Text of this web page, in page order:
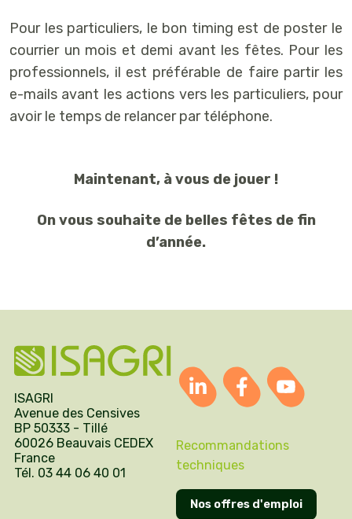
Pour les particuliers, le bon timing est de poster le
courrier un mois et demi avant les fêtes. Pour les
professionnels, il est préférable de faire partir les
e-mails avant les actions vers les particuliers, pour
avoir le temps de relancer par téléphone.
Maintenant, à vous de jouer !
On vous souhaite de belles fêtes de fin
d’année.
ISAGRI
Avenue des Censives
BP 50333 - Tillé
60026 Beauvais CEDEX
France
Tél. 03 44 06 40 01
Recommandations
techniques
Nos offres d'emploi